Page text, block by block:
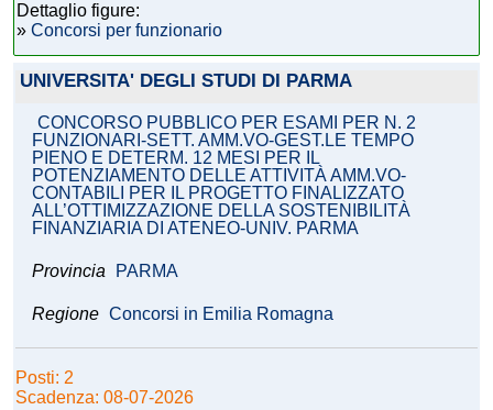
Dettaglio figure:
» Concorsi per funzionario
UNIVERSITA' DEGLI STUDI DI PARMA
CONCORSO PUBBLICO PER ESAMI PER N. 2
FUNZIONARI-SETT. AMM.VO-GEST.LE TEMPO
PIENO E DETERM. 12 MESI PER IL
POTENZIAMENTO DELLE ATTIVITÀ AMM.VO-
CONTABILI PER IL PROGETTO FINALIZZATO
ALL’OTTIMIZZAZIONE DELLA SOSTENIBILITÀ
FINANZIARIA DI ATENEO-UNIV. PARMA
Provincia PARMA
Regione Concorsi in Emilia Romagna
Posti: 2
Scadenza: 08-07-2026